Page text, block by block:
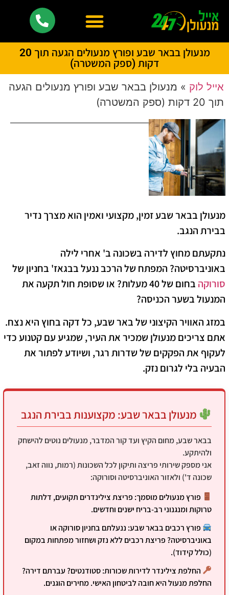
מנעולן בבאר שבע ופורץ מנעולים הגעה תוך 20
דקות (ספק המשטרה)
אייל לוק » מנעולן בבאר שבע ופורץ מנעולים הגעה
תוך 20 דקות (ספק המשטרה)
​מנעולן בבאר שבע זמין, מקצועי ואמין הוא מצרך נדיר
בבירת הנגב.
נתקעתם מחוץ לדירה בשכונה ב' אחרי לילה
באוניברסיטה? המפתח של הרכב ננעל בבגאז' בחניון של
סורוקה
בחום של 40 מעלות? או שסופת חול תקעה את
המנעול בשער הכניסה?
במזג האוויר הקיצוני של באר שבע, כל דקה בחוץ היא נצח.
אתם צריכים מנעולן שמכיר את העיר, שמגיע עם קטנוע כדי
לעקוף את הפקקים של שדרות רגר, ושיודע לפתור את
הבעיה בלי לגרום נזק.
מנעולן בבאר שבע: מקצוענות בבירת הנגב
בבאר שבע, מחום הקיץ ועד קור המדבר, מנעולים נוטים להישחק
ולהיתקע.
אני מספק שירותי פריצה ותיקון לכל השכונות (רמות, נווה זאב,
שכונה ד') ולאזור האוניברסיטה וסורוקה:
פורץ מנעולים מוסמך: פריצת צילינדרים תקועים, דלתות
טרוקות ומנגנוני רב-בריח ישנים וחדשים.
פורץ רכבים בבאר שבע: ננעלתם בחניון סורוקה או
באוניברסיטה? פריצת רכבים ללא נזק ושחזור מפתחות במקום
(כולל קידוד).
החלפת צילינדר לדירות שכורות:סטודנטים? עברתם דירה?
החלפת מנעול היא חובה לביטחון האישי. מחירים הוגנים.